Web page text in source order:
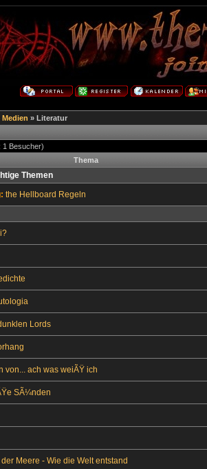
Medien » Literatur
1 Besucher)
Thema
Themen
the Hellboard Regeln
Lords
von... ach was weiÃŸ ich
SÃ¼nden
Meere - Wie die Welt entstand